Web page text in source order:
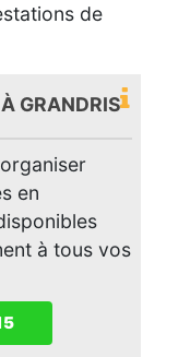
de
GRANDRIS
en
à tous vos